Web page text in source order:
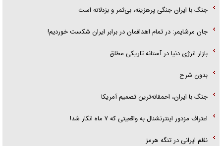
جنگ با ایران جنگی پرهزینه، بی‌ثمر و بزدلانه است
جان مرشایمر: در تمام اهدافمان در برابر ایران شکست خوردیم!
بازار انرژی دنیا در آستانه تاریکی مطلق
بدون شرح
جنگ با ایران، احمقانه‌ترین تصمیم آمریکا
اعتراف مزدور اینترنشنال به واقعیتی که ۷ ماه انکار شد!
نظم ایرانی در تنگه هرمز